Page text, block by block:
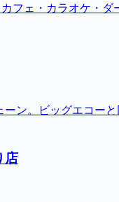
フェ・カラオケ・ダ
ン。ビッグエコーと
店